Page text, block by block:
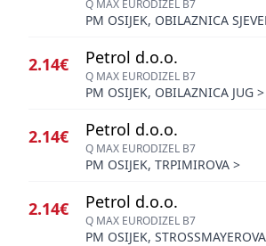
Q MAX EURODIZEL B7
PM OSIJEK, OBILAZNICA
2.14€ Petrol d.o.o.
Q MAX EURODIZEL B7
PM OSIJEK, OBILAZNICA JUG >
2.14€ Petrol d.o.o.
Q MAX EURODIZEL B7
PM OSIJEK, TRPIMIROVA >
2.14€ Petrol d.o.o.
Q MAX EURODIZEL B7
PM OSIJEK,